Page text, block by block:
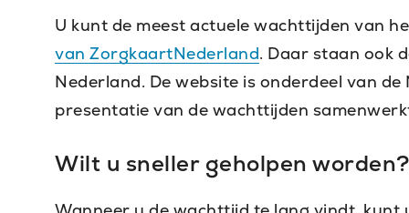
dagen
Haarlem
Noord:
-
Hoofddorp:
25
dagen
Haarlem
41
10
dagen
Hoofddorp:
10
Haarlem
U kunt de meest actuele wachttijden van
van ZorgkaartNederland. Daar staan ook
Nederland. De website is onderdeel van
presentatie van de wachttijden
Wilt u sneller geholpen worden?